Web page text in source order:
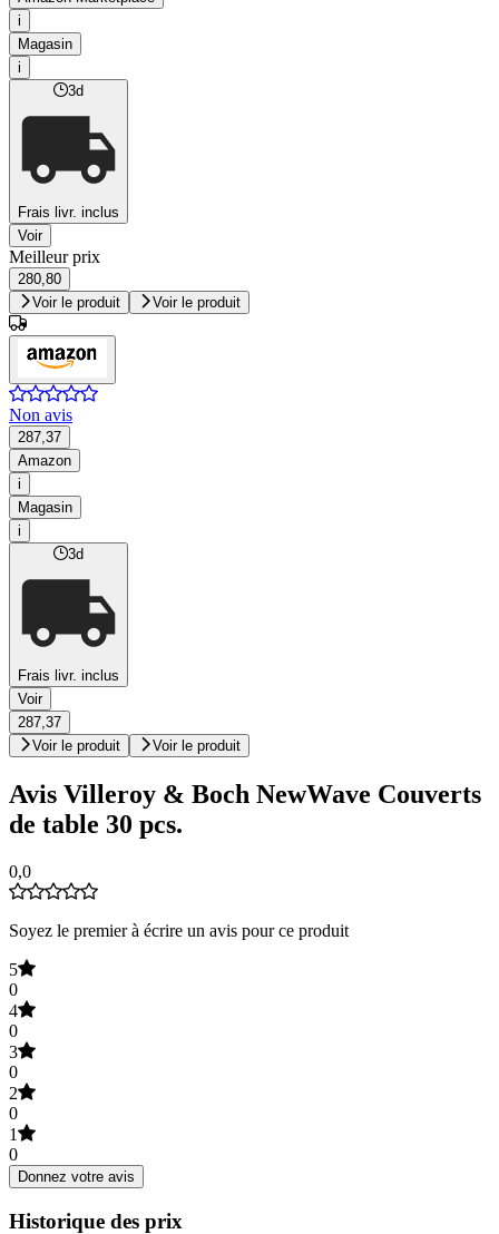
i
Magasin
i
3d
Frais livr. inclus
Voir
Meilleur prix
280,80
Voir le produit
Voir le produit
Non avis
287,37
Amazon
i
Magasin
i
3d
Frais livr. inclus
Voir
287,37
Voir le produit
Voir le produit
Avis Villeroy & Boch NewWave Couverts
de table 30 pcs.
0,0
Soyez le premier à écrire un avis pour ce produit
5
0
4
0
3
0
2
0
1
0
Donnez votre avis
Historique des prix